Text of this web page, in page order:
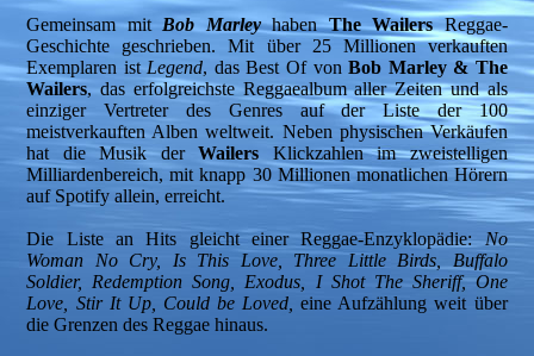
Gemeinsam mit Bob MarleyhabenThe WailersReggae-
Geschichte geschrieben. Mit über 25 Millionen verkauften
Exemplaren ist Legend, das Best Of vonBob Marley & The
Wailers, das erfolgreichste Reggaealbum aller Zeiten und als
einziger Vertreter des Genres auf der Liste der 100
meistverkauften Alben weltweit. Neben physischen Verkäufen
hat die Musik derWailers Klickzahlen im zweistelligen
Milliardenbereich, mit knapp 30 Millionen monatlichen Hörern
auf Spotify allein, erreicht.
Die Liste an Hits gleicht einer Reggae-Enzyklopädie:No
Woman No Cry, Is This Love, Three Little Birds, Buffalo
Soldier, Redemption Song, Exodus, I Shot The Sheriff, One
Love, Stir It Up, Could be Loved, eine Aufzählung weit über
die Grenzen des Reggae hinaus.